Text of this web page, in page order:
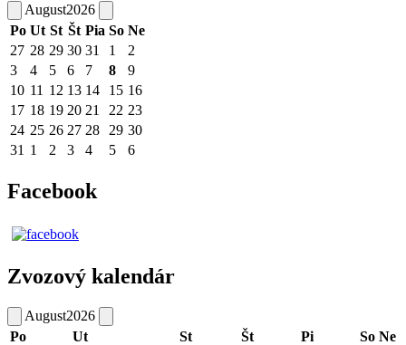
August2026
Po Ut St Št Pia So Ne
27 28 29 30 31 1
2
3
4 5 6 7 8
9
10 11 12 13 14 15 16
17 18 19 20 21 22 23
24 25 26 27 28 29 30
31 1 2 3 4 5 6
Facebook
Zvozový kalendár
August2026
Po
Ut St Št Pi So Ne